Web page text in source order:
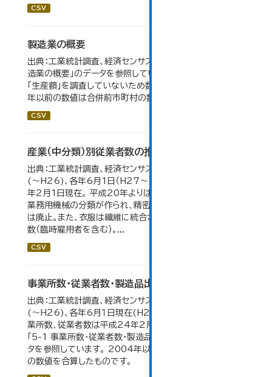
CSV
製造業の概要
出典：工業統計調査、経済センサス。 大仙市の統計「5-7 製
造業の概要」のデータを参照しています。 2007年以前は
「生産額」を調査していないため数値はありません。 2004
年以前の数値は合併前市町村の数値を合算したものです。
CSV
産業（中分類）別従業者数の推移
出典：工業統計調査、経済センサス。 各年12月31日現在
(～H26)、各年6月1日（H27～）・平成23年のみ平成24
年2月1日現在。 平成20年よりはん用機械、生産用機械、
業務用機械の分類が作られ、精密機械、一般用機械の分類
は廃止。また、衣服は繊維に統合された。 数値は総従業者
数（臨時雇用者を含む）。...
CSV
事業所数・従業者数・製造品出荷額等の推移
出典：工業統計調査、経済センサス。各年12月31日現在
(～H26)、各年6月１日現在(H27～)。 平成23年のみ事
業所数、従業者数は平成24年2月1日現在。 大仙市の統計
「5-1 事業所数・従業者数・製造品出荷額等の推移」のデー
タを参照しています。 2004年以前の数値は合併前市町村
の数値を合算したものです。